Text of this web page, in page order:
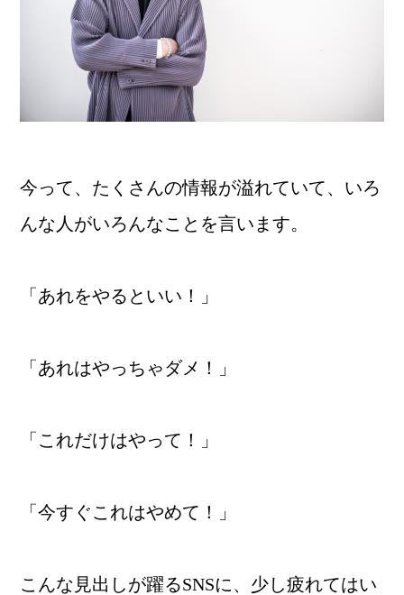
今って、たくさんの情報が溢れていて、いろ
んな人がいろんなことを言います。
「あれをやるといい！」
「あれはやっちゃダメ！」
「これだけはやって！」
「今すぐこれはやめて！」
こんな見出しが躍るSNSに、少し疲れてはい